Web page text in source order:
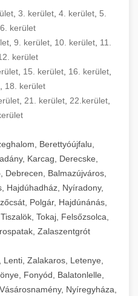
3. kerület 4. kerület 5.
6. kerület
, 9. kerület, 10. kerület, 11.
kerület
15. kerület 16. kerület
18. kerület
21. kerület 22.kerület
Berettyóújfalu,
Karcag, Derecske,
Debrecen, Balmazújváros,
Hajdúhadház, Nyíradony,
Polgár, Hajdúnánás,
Tokaj, Felsőzsolca,
Zalaszentgrót
Zalakaros, Letenye,
Fonyód, Balatonlelle,
Nyíregyháza,